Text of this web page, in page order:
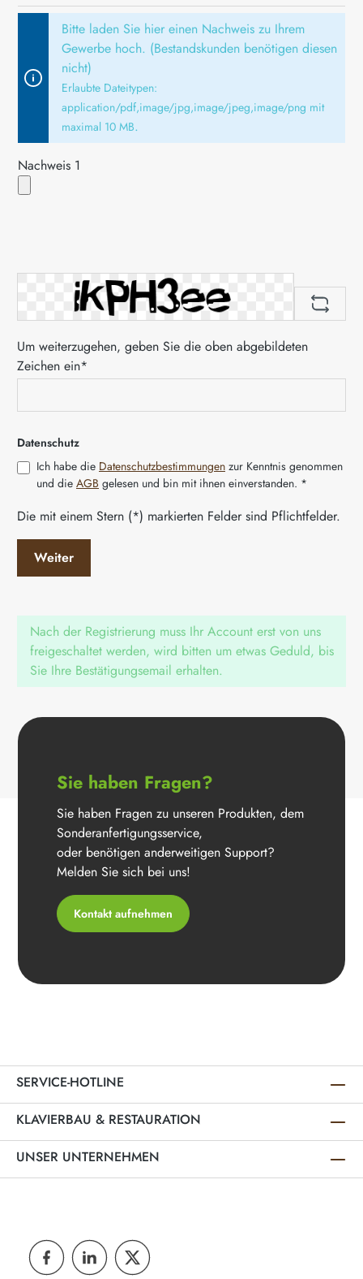
Bitte laden Sie hier einen Nachweis zu Ihrem
Gewerbe hoch. (Bestandskunden benötigen diesen
nicht)
Erlaubte Dateitypen:
application/pdf,image/jpg,image/jpeg,image/png mit
maximal 10 MB.
Nachweis 1
Um weiterzugehen, geben Sie die oben abgebildeten
Zeichen ein*
Datenschutz
Ich habe die Datenschutzbestimmungen zur Kenntnis genommen
und die AGB gelesen und bin mit ihnen einverstanden. *
Die mit einem Stern (*) markierten Felder sind Pflichtfelder.
Weiter
Nach der Registrierung muss Ihr Account erst von uns
freigeschaltet werden, wird bitten um etwas Geduld, bis
Sie Ihre Bestätigungsemail erhalten.
Sie haben Fragen?
Sie haben Fragen zu unseren Produkten, dem
Sonderanfertigungsservice,
oder benötigen anderweitigen Support?
Melden Sie sich bei uns!
Kontakt aufnehmen
SERVICE-HOTLINE
KLAVIERBAU & RESTAURATION
UNSER UNTERNEHMEN